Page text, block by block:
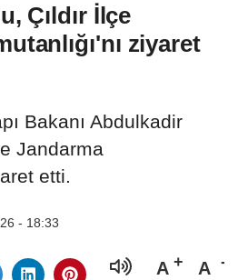
Çıldır İlçe
ziyaret
Bakanı Abdulkadir
Jandarma
etti.
- 18:33
A A